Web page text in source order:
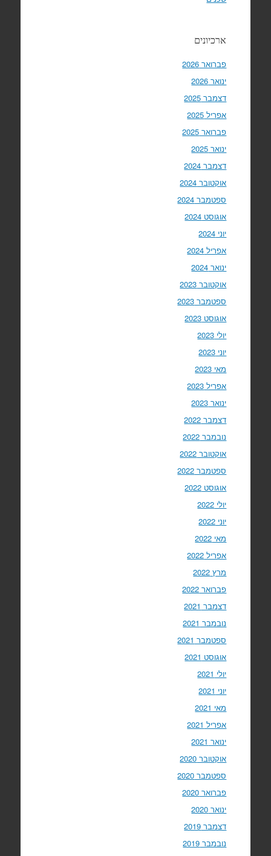
ארכיונים
פברואר 2026
ינואר 2026
דצמבר 2025
אפריל 2025
פברואר 2025
ינואר 2025
דצמבר 2024
אוקטובר 2024
ספטמבר 2024
אוגוסט 2024
יוני 2024
אפריל 2024
ינואר 2024
אוקטובר 2023
ספטמבר 2023
אוגוסט 2023
יולי 2023
יוני 2023
מאי 2023
אפריל 2023
ינואר 2023
דצמבר 2022
נובמבר 2022
אוקטובר 2022
ספטמבר 2022
אוגוסט 2022
יולי 2022
יוני 2022
מאי 2022
אפריל 2022
מרץ 2022
פברואר 2022
דצמבר 2021
נובמבר 2021
ספטמבר 2021
אוגוסט 2021
יולי 2021
יוני 2021
מאי 2021
אפריל 2021
ינואר 2021
אוקטובר 2020
ספטמבר 2020
פברואר 2020
ינואר 2020
דצמבר 2019
נובמבר 2019